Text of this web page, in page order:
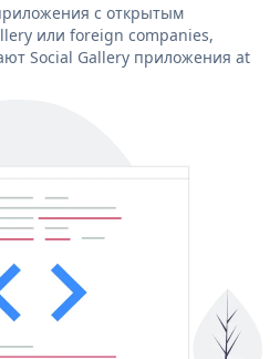
с открытым
или foreign companies,
Social Gallery приложения at